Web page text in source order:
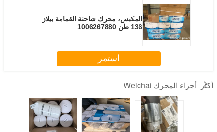
المكبس، محرك شاحنة القمامة بيلاز
136 طن 1006267880
استمر
أكثر أجزاء المحرك Weichai